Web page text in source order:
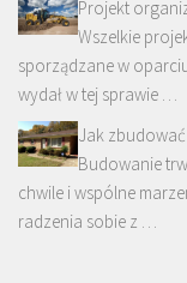
Projekt
Wszelkie
sporządzane w
wydał w tej sprawie …
Jak zbudować
Budowanie
chwile i wspólne
radzenia sobie z …